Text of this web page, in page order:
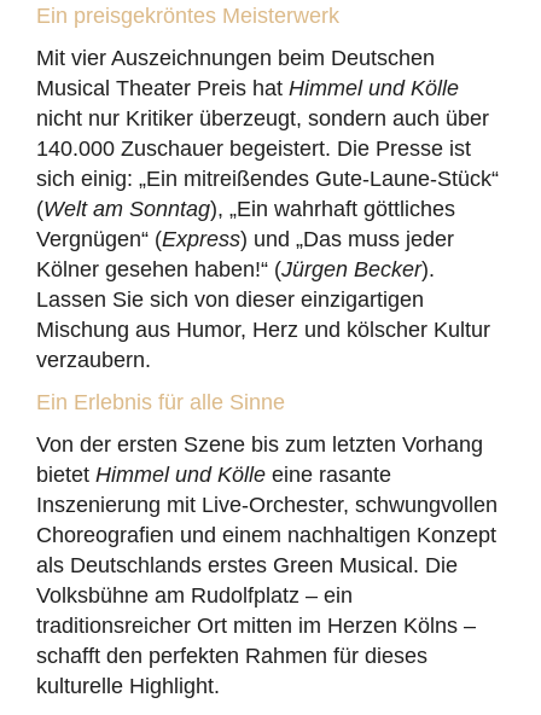
Ein preisgekröntes Meisterwerk
Mit vier Auszeichnungen beim Deutschen
Musical Theater Preis hat Himmel und Kölle
nicht nur Kritiker überzeugt, sondern auch über
140.000 Zuschauer begeistert. Die Presse ist
sich einig: „Ein mitreißendes Gute-Laune-Stück“
(Welt am Sonntag), „Ein wahrhaft göttliches
Vergnügen“ (Express) und „Das muss jeder
Kölner gesehen haben!“ (Jürgen Becker).
Lassen Sie sich von dieser einzigartigen
Mischung aus Humor, Herz und kölscher Kultur
verzaubern.
Ein Erlebnis für alle Sinne
Von der ersten Szene bis zum letzten Vorhang
bietet Himmel und Kölle eine rasante
Inszenierung mit Live-Orchester, schwungvollen
Choreografien und einem nachhaltigen Konzept
als Deutschlands erstes Green Musical. Die
Volksbühne am Rudolfplatz – ein
traditionsreicher Ort mitten im Herzen Kölns –
schafft den perfekten Rahmen für dieses
kulturelle Highlight.